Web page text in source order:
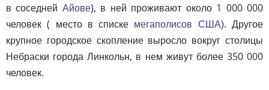
в соседней Айове), в ней проживают около 1 000 000
человек ( место в списке мегаполисов США). Другое
крупное городское скопление выросло вокруг столицы
Небраски города Линкольн, в нем живут более 350 000
человек.